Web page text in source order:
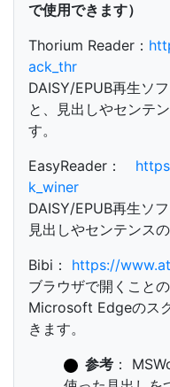
で使用できます）
Thorium Reader：
ack_thr
DAISY/EPUB再生ソ
と、見出しやセンテ
す。
EasyReader：
k_winer
DAISY/EPUB再生ソ
見出しやセンテンス
Bibi： https://
ブラウザで開くこと
Microsoft Edgeのス
きます。
参考 ：